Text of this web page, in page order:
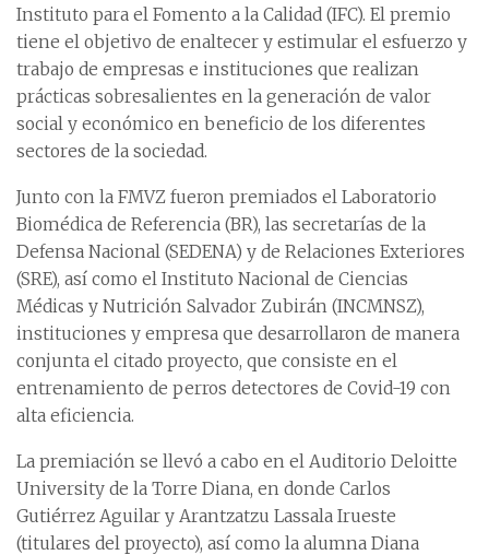
Instituto para el Fomento a la Calidad (IFC). El premio
tiene el objetivo de enaltecer y estimular el esfuerzo y
trabajo de empresas e instituciones que realizan
prácticas sobresalientes en la generación de valor
social y económico en beneficio de los diferentes
sectores de la sociedad.
Junto con la FMVZ fueron premiados el Laboratorio
Biomédica de Referencia (BR), las secretarías de la
Defensa Nacional (SEDENA) y de Relaciones Exteriores
(SRE), así como el Instituto Nacional de Ciencias
Médicas y Nutrición Salvador Zubirán (INCMNSZ),
instituciones y empresa que desarrollaron de manera
conjunta el citado proyecto, que consiste en el
entrenamiento de perros detectores de Covid-19 con
alta eficiencia.
La premiación se llevó a cabo en el Auditorio Deloitte
University de la Torre Diana, en donde Carlos
Gutiérrez Aguilar y Arantzatzu Lassala Irueste
(titulares del proyecto), así como la alumna Diana